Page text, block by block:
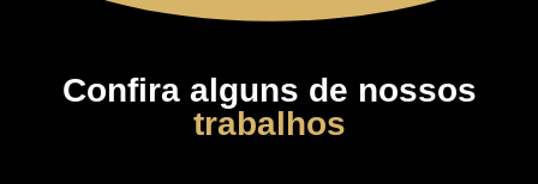
Confira alguns de nossos
trabalhos